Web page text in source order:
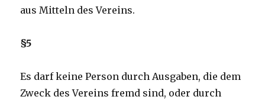
aus Mitteln des Vereins.
§5
Es darf keine Person durch Ausgaben, die dem
Zweck des Vereins fremd sind, oder durch